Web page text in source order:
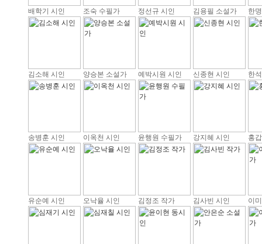
배학기 시인 조숙 수필가 정선규 시인 김용필 소설가 한
김소해 시인 양승본 소설가 예박시원 시인 신종현 시인 한
송병훈 시인 이옥천 시인 윤행원 수필가 강지혜 시인 홍
유순예 시인 오낙율 시인 김정조 작가 김사빈 시인 이